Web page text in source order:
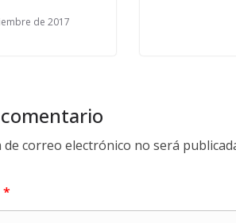
de 2017
de correo electrónico no será
*